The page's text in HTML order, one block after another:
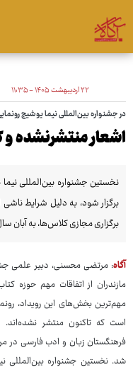
۲۲ اردیبهشت ۱۴۰۵ - ۱۱:۳۵
در جشنواره بین‌المللی نیما یوشیج
اشعار منتشرنشده و
نخستین جشنواره بین‌المللی
برگزار شود، به دلیل شرایط
برگزاری مجازی کلاس‌ها، به آبان
آگاه: مرتضی محسنی، دبیر علمی
مازندران از اتفاقات مهم حوزه
مهم‌ترین بخش‌های این رویداد،
است که تاکنون منتشر
فرهنگستان زبان و ادب فارسی در
شد. نخستین جشنواره بین‌المللی